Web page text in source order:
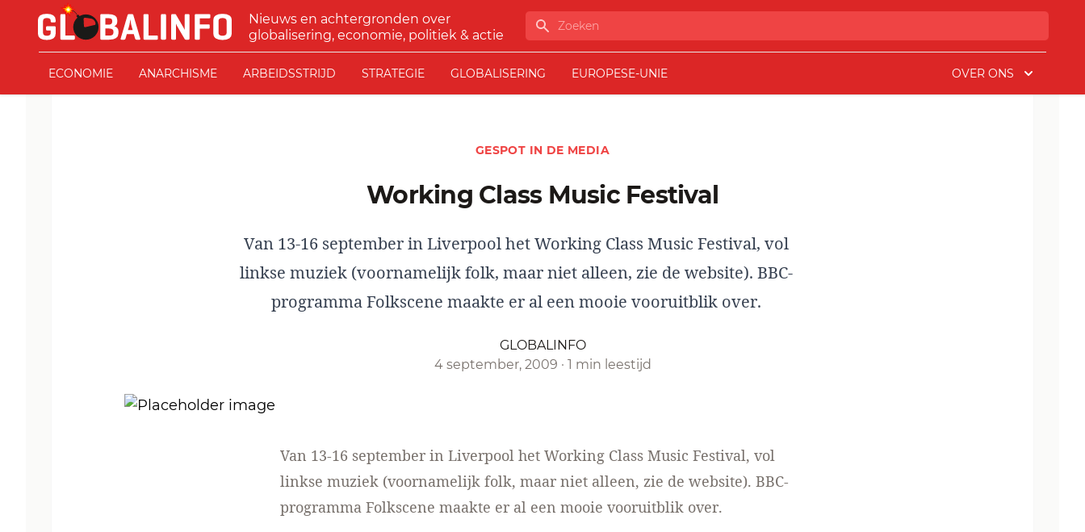
Ga naar de inhoud
GLOBALINFO
Nieuws en achtergronden over
globalisering, economie, politiek & actie
Zoeken
ECONOMIE ANARCHISME ARBEIDSSTRIJD STRATEGIE GLOBALISERING EUROPESE-UNIE OVER ONS
GESPOT IN DE MEDIA
Working Class Music Festival
Van 13-16 september in Liverpool het Working Class Music Festival, vol
linkse muziek (voornamelijk folk, maar niet alleen, zie de website). BBC-
programma Folkscene maakte er al een mooie vooruitblik over.
GLOBALINFO
4 september, 2009 · 1 min leestijd
Van 13-16 september in Liverpool het Working Class Music Festival, vol
linkse muziek (voornamelijk folk, maar niet alleen, zie de website). BBC-
programma Folkscene maakte er al een mooie vooruitblik over.